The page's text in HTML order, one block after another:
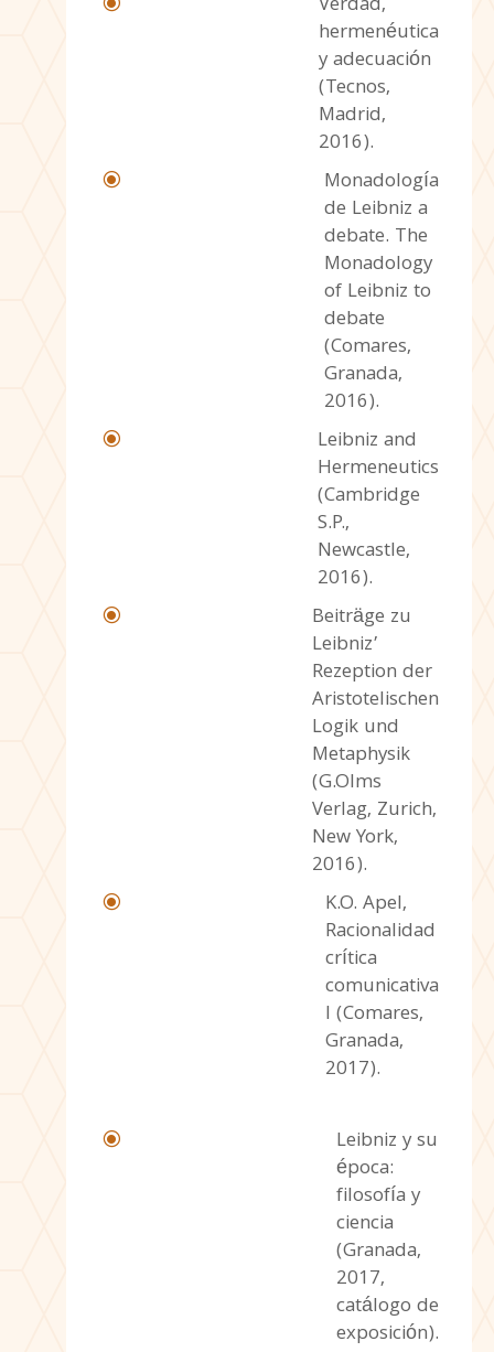
hermenéutica
y adecuación
(Tecnos,
Madrid,
2016).
\
Monadología
de Leibniz a
debate. The
Monadology
of Leibniz to
debate
(Comares,
Granada,
2016).
\
Leibniz and
Hermeneutics
(Cambridge
S.P.,
Newcastle,
2016).
\
Beiträge zu
Leibniz’
Rezeption der
Aristotelischen
Logik und
Metaphysik
(G.Olms
Verlag, Zurich,
New York,
2016).
\
K.O. Apel,
Racionalidad
crítica
comunicativa
I (Comares,
Granada,
2017).
\
Leibniz y su
época:
filosofía y
ciencia
(Granada,
2017,
catálogo de
exposición).